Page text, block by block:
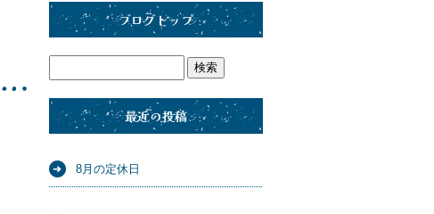
ブログトップ
最近の投稿
8月の定休日